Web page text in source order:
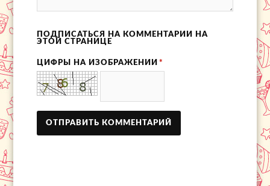
ПОДПИСАТЬСЯ НА КОММЕНТАРИИ НА
ЭТОЙ СТРАНИЦЕ
ЦИФРЫ НА ИЗОБРАЖЕНИИ *